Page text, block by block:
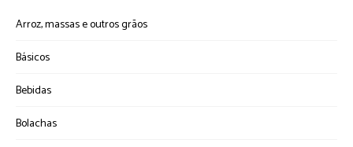
Arroz, massas e outros grãos
Básicos
Bebidas
Bolachas